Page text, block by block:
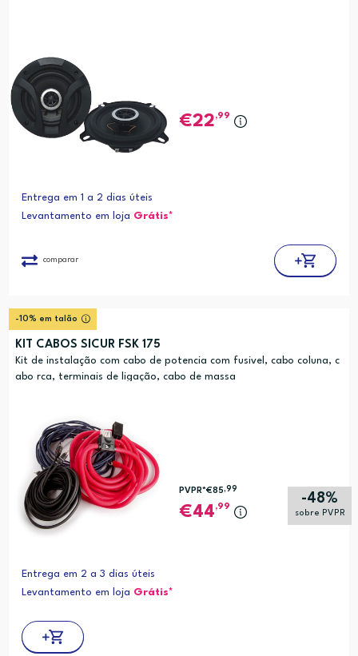
22,99
Entrega em 1 a 2 dias úteis
Levantamento em loja Grátis*
comparar
-10% em talão
KIT CABOS SICUR FSK 175
Kit de instalação com cabo de potencia com fusivel, cabo coluna, c
abo rca, terminais de ligação, cabo de massa
-48%
sobre PVPR
PVPR*€85,99
44,99
Entrega em 2 a 3 dias úteis
Levantamento em loja Grátis*